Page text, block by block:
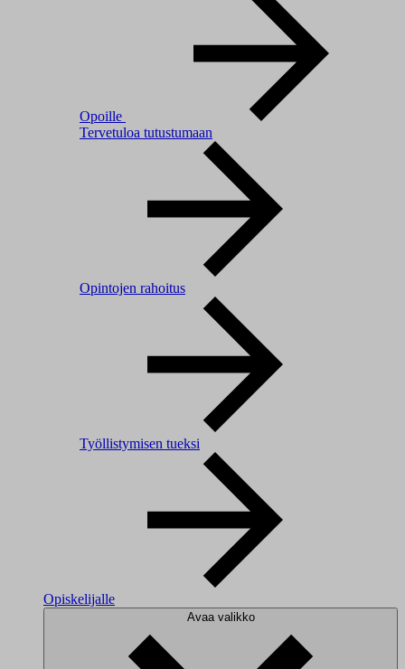
Opoille
Tervetuloa tutustumaan
Opintojen rahoitus
Työllistymisen tueksi
Opiskelijalle
Avaa valikko